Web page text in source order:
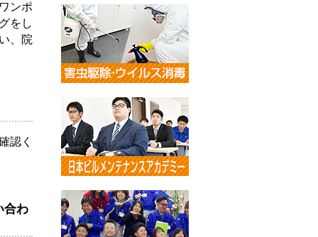
ンポ
をし
、院
認く
合わ